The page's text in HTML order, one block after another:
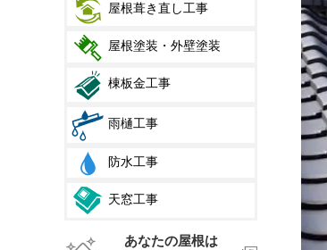
屋根葺き直し工事
屋根塗装・外壁塗装
棟板金工事
雨樋工事
防水工事
天窓工事
あなたの屋根は